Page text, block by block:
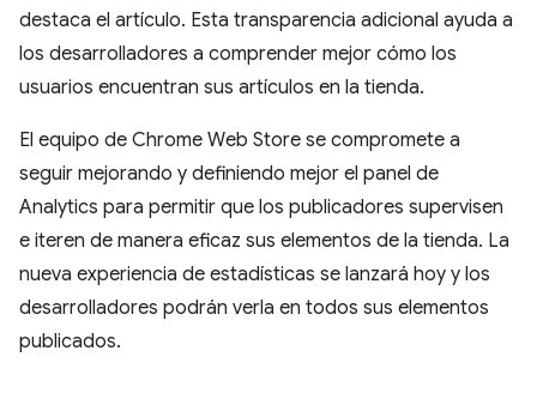
destaca el artículo. Esta transparencia adicional ayuda a
los desarrolladores a comprender mejor cómo los
usuarios encuentran sus artículos en la tienda.
El equipo de Chrome Web Store se compromete a
seguir mejorando y definiendo mejor el panel de
Analytics para permitir que los publicadores supervisen
e iteren de manera eficaz sus elementos de la tienda. La
nueva experiencia de estadísticas se lanzará hoy y los
desarrolladores podrán verla en todos sus elementos
publicados.